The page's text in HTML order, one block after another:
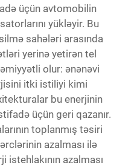
üçün avtomobilin
yükləyir. Bu
sahələri arasında
yerinə yetirən tel
olur: ənənəvi
itki istiliyi kimi
bu enerjinin
üçün geri qazanır.
toplanmış təsiri
azalması ilə
istehlakının azalması